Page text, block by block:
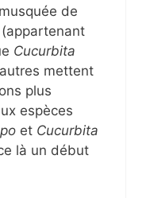
de
Cucurbita
mettent
plus
espèces
et Cucurbita
là un début